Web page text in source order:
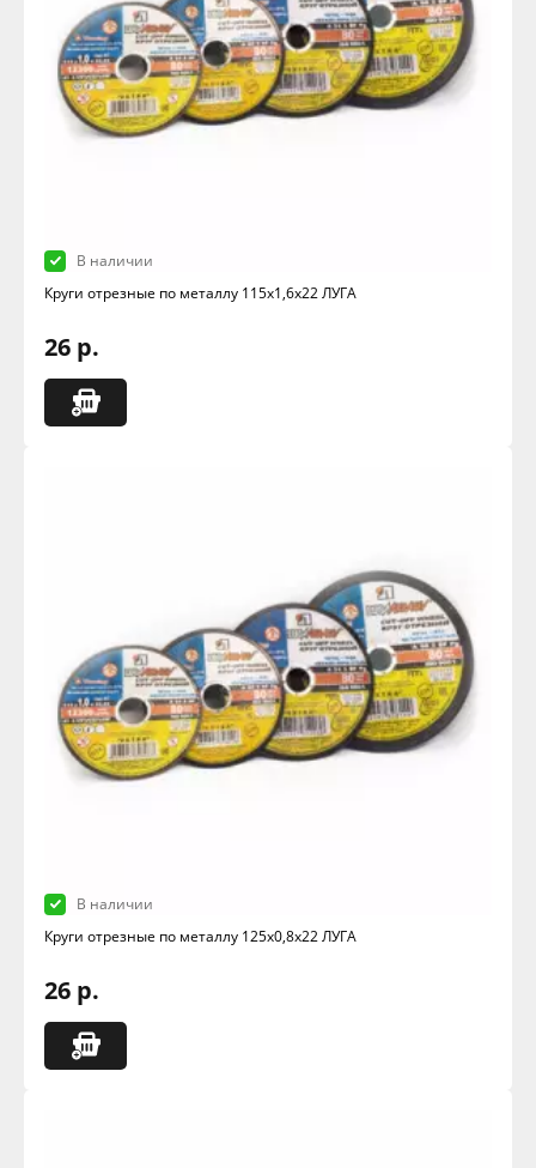
В наличии
Круги отрезные по металлу 115х1,6х22 ЛУГА
26 р.
В наличии
Круги отрезные по металлу 125х0,8х22 ЛУГА
26 р.